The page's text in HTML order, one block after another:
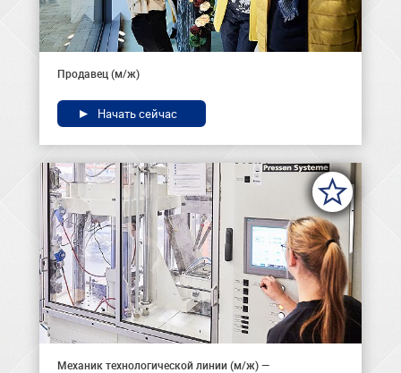
Продавец (м/ж)
Начать сейчас
Механик технологической линии (м/ж) —